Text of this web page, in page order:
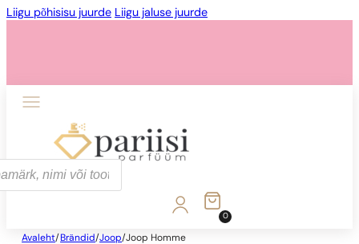
Liigu põhisisu juurde Liigu jaluse juurde
0
Avaleht/ Brändid/Joop/Joop Homme